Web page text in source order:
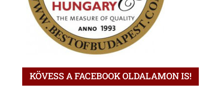
KÖVESS A FACEBOOK OLDALAMON IS!